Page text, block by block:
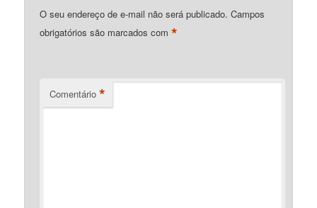
O seu endereço de e-mail não será publicado. Campos
obrigatórios são marcados com*
Comentário *